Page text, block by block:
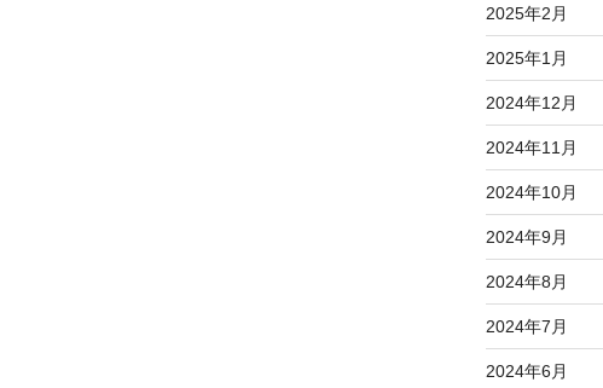
2025年2月
2025年1月
2024年12月
2024年11月
2024年10月
2024年9月
2024年8月
2024年7月
2024年6月